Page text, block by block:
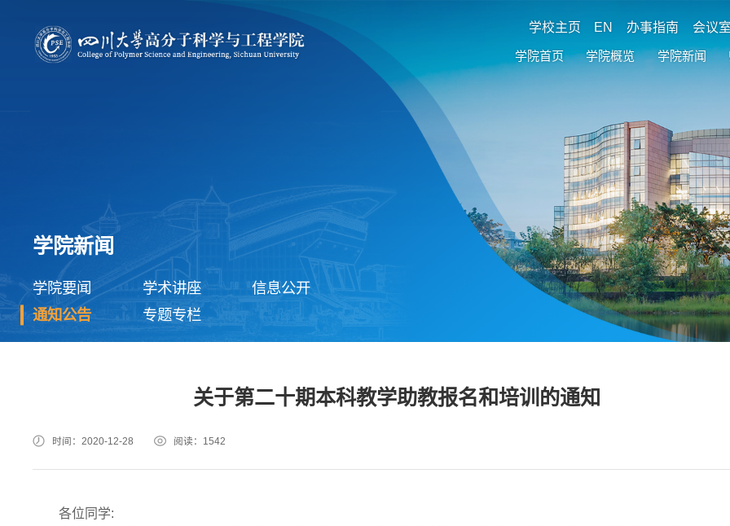
学校主页 EN 办事指南 会议
学院首页 学院概览 学院新闻
学院新闻
学院要闻 学术讲座
信息公开
通知公告
专题专栏
关于第二十期本科教学助教报名和培训的通知
时间：2020-12-28 阅读： 1542
各位同学: